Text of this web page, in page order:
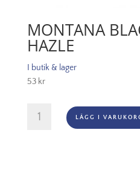
MONTANA
HAZLE
I butik & lager
53 kr
Black
LÄGG I